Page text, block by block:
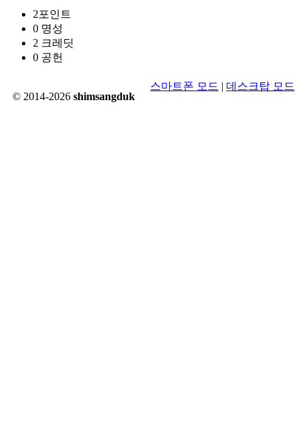
2포인트
0 명성
2 크레딧
0 공헌
© 2014-2026 shimsangduk
스마트폰 모드 | 데스크탑 모드